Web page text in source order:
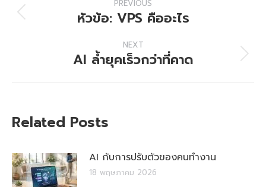
navigation
PREVIOUS
Previous
หัวข้อ: VPS คืออะไร
NEXT
Next
AI ล้ำยุคเร็วกว่าที่คาด
Related Posts
AI กับการปรับตัวของคนทำงาน
18 พฤษภาคม 2026